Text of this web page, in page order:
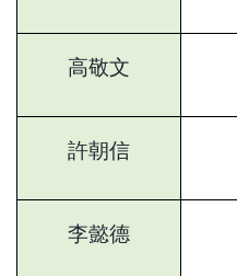
高敬文
許朝信
李懿德